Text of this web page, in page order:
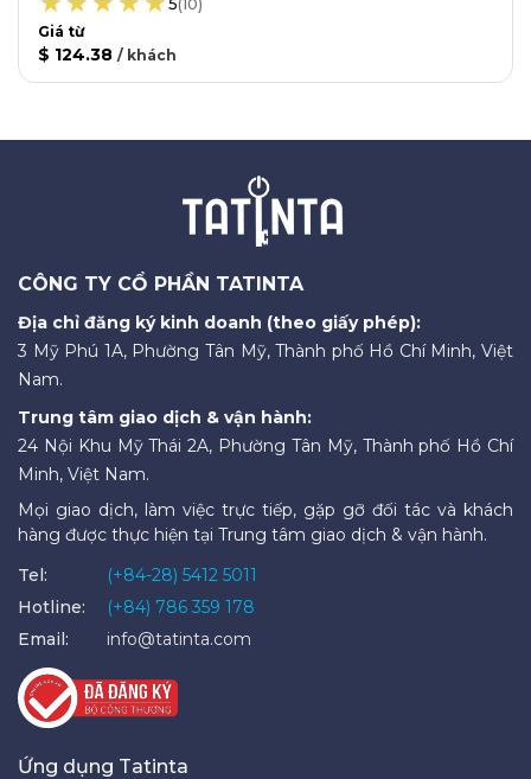
Giá từ
$ 124.38 / khách
CÔNG TY CỔ PHẦN TATINTA
Địa chỉ đăng ký kinh doanh (theo giấy phép):
3 Mỹ Phú 1A, Phường Tân Mỹ, Thành phố Hồ Chí Minh, Việt
Nam.
Trung tâm giao dịch & vận hành:
24 Nội Khu Mỹ Thái 2A, Phường Tân Mỹ, Thành phố Hồ Chí
Minh, Việt Nam.
Mọi giao dịch, làm việc trực tiếp, gặp gỡ đối tác và khách
hàng được thực hiện tại Trung tâm giao dịch & vận hành.
Tel:
(+84-28) 5412 5011
Hotline:
(+84) 786 359 178
Email:
info@tatinta.com
Ứng dụng Tatinta